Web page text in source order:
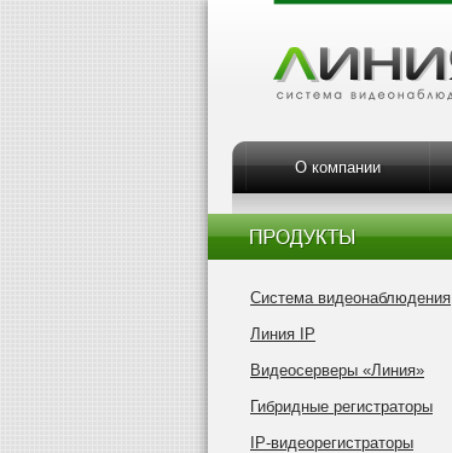
О компании
Система видеонаблюдения
Линия IP
Видеосерверы «Линия»
Гибридные регистраторы
IP-видеорегистраторы